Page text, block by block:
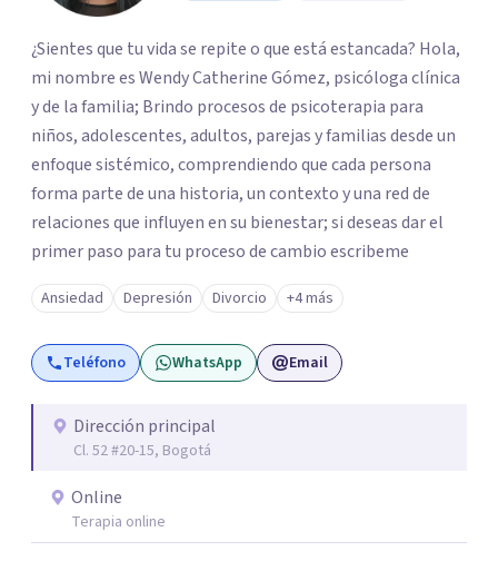
¿Sientes que tu vida se repite o que está estancada? Hola,
mi nombre es Wendy Catherine Gómez, psicóloga clínica
y de la familia; Brindo procesos de psicoterapia para
niños, adolescentes, adultos, parejas y familias desde un
enfoque sistémico, comprendiendo que cada persona
forma parte de una historia, un contexto y una red de
relaciones que influyen en su bienestar; si deseas dar el
primer paso para tu proceso de cambio escribeme
Ansiedad Depresión Divorcio +4 más
Teléfono WhatsApp Email
Dirección principal
Cl. 52 #20-15, Bogotá
Online
Terapia online